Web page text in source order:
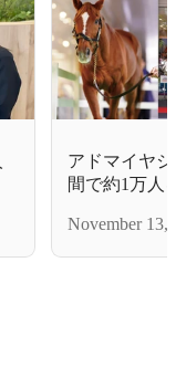
アドマイヤ
間で約1万人
November 13,